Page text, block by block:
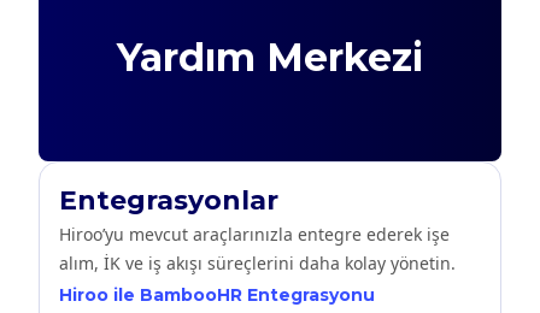
Yardım Merkezi
Entegrasyonlar
Hiroo’yu mevcut araçlarınızla entegre ederek işe
alım, İK ve iş akışı süreçlerini daha kolay yönetin.
Hiroo ile BambooHR Entegrasyonu